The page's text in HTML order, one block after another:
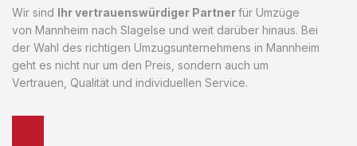
Wir sind Ihr vertrauenswürdiger Partnerfür Umzüge
von Mannheim nach Slagelse und weit darüber hinaus. Bei
der Wahl des richtigen Umzugsunternehmens in Mannheim
geht es nicht nur um den Preis, sondern auch um
Vertrauen, Qualität und individuellen Service.